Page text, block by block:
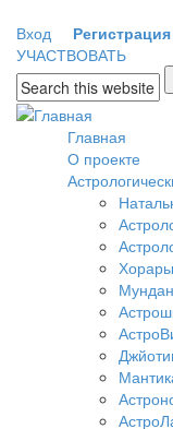
Вход
Регистрация
УЧАСТВОВАТЬ
Форма
Главная
О проекте